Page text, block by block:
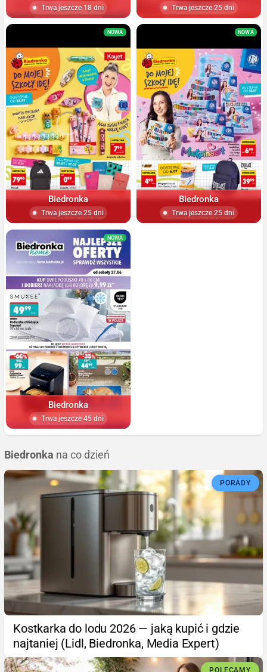
Trwa jeszcze 18 dni Trwa jeszcze 25 dni
NOWA
Biedronka
Trwa jeszcze 25 dni
NOWA
Biedronka
Trwa jeszcze 25 dni
NOWA
Biedronka
Trwa jeszcze 45 dni
Biedronka na co dzień
PORADY
Kostkarka do lodu 2026 — jaką kupić i gdzie
najtaniej (Lidl, Biedronka, Media Expert)
POLECAMY